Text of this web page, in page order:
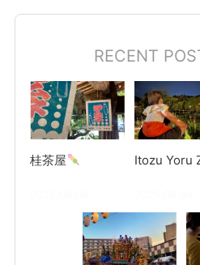
RECENT
桂茶屋 Itozu Yoru